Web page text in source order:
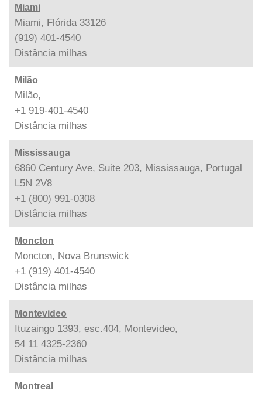
Miami
Miami, Flórida 33126
(919) 401-4540
Distância milhas
Milão
Milão,
+1 919-401-4540
Distância milhas
Mississauga
6860 Century Ave, Suite 203, Mississauga, Portugal
L5N 2V8
+1 (800) 991-0308
Distância milhas
Moncton
Moncton, Nova Brunswick
+1 (919) 401-4540
Distância milhas
Montevideo
Ituzaingo 1393, esc.404, Montevideo,
54 11 4325-2360
Distância milhas
Montreal